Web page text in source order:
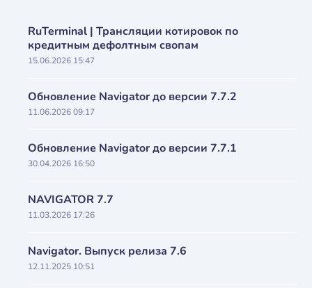
RuTerminal | Трансляции котировок по
кредитным дефолтным свопам
15.06.2026 15:47
Обновление Navigator до версии 7.7.2
11.06.2026 09:17
Обновление Navigator до версии 7.7.1
30.04.2026 16:50
NAVIGATOR 7.7
11.03.2026 17:26
Navigator. Выпуск релиза 7.6
12.11.2025 10:51